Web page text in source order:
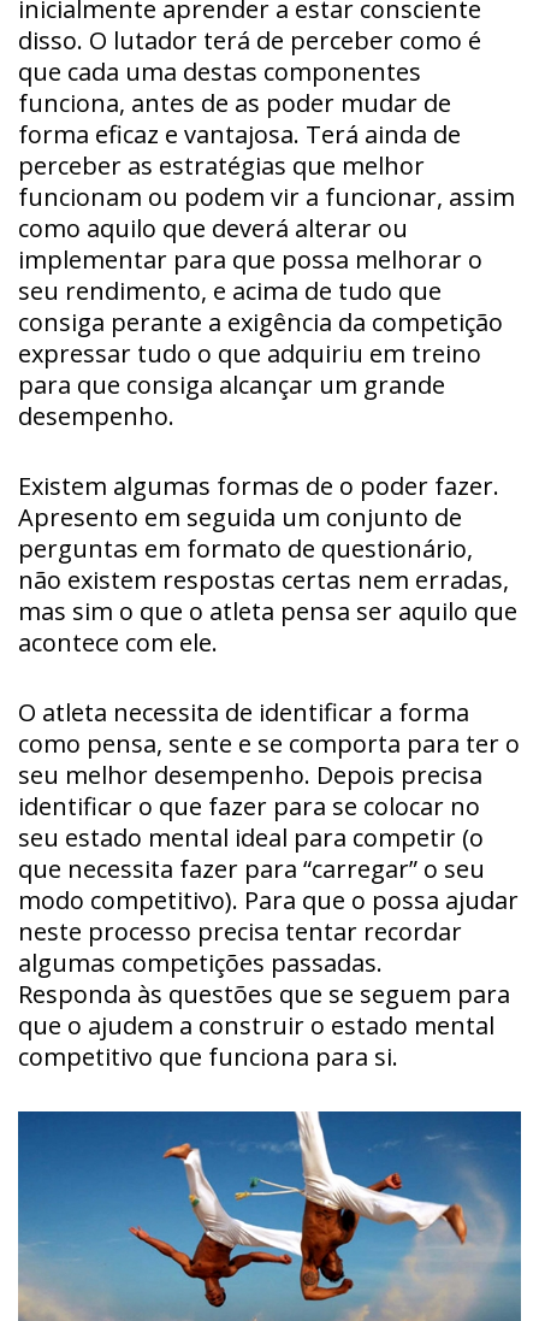
inicialmente aprender a estar consciente
disso. O lutador terá de perceber como é
que cada uma destas componentes
funciona, antes de as poder mudar de
forma eficaz e vantajosa. Terá ainda de
perceber as estratégias que melhor
funcionam ou podem vir a funcionar, assim
como aquilo que deverá alterar ou
implementar para que possa melhorar o
seu rendimento, e acima de tudo que
consiga perante a exigência da competição
expressar tudo o que adquiriu em treino
para que consiga alcançar um grande
desempenho.
Existem algumas formas de o poder fazer.
Apresento em seguida um conjunto de
perguntas em formato de questionário,
não existem respostas certas nem erradas,
mas sim o que o atleta pensa ser aquilo que
acontece com ele.
O atleta necessita de identificar a forma
como pensa, sente e se comporta para ter o
seu melhor desempenho. Depois precisa
identificar o que fazer para se colocar no
seu estado mental ideal para competir (o
que necessita fazer para “carregar” o seu
modo competitivo). Para que o possa ajudar
neste processo precisa tentar recordar
algumas competições passadas.
Responda às questões que se seguem para
que o ajudem a construir o estado mental
competitivo que funciona para si.